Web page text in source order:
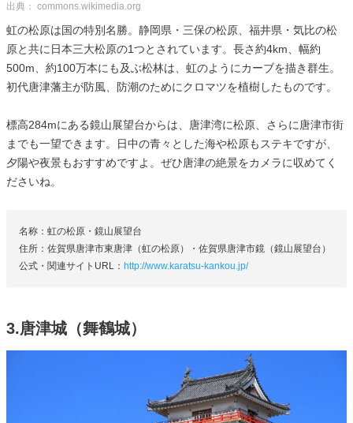
出典： commons.wikimedia.org
虹の松原は国の特別名勝。静岡県・三保の松原、福井県・気比の松
原と共に日本三大松原の1つとされています。長さ約4km、幅約
500m、約100万本にも及ぶ松林は、虹のようにカーブを描き群生。
初代唐津藩主が防風、防潮のためにクロマツを植樹したものです。
標高284mにある鏡山展望台からは、唐津湾に松原、さらに唐津市街
までも一望できます。日中の青々とした海や松原もステキですが、
夕陽や夜景もおすすめですよ。ぜひ唐津の絶景をカメラに収めてく
ださいね。
名称：虹の松原・鏡山展望台
住所：佐賀県唐津市東唐津（虹の松原）・佐賀県唐津市鏡（鏡山展望台）
公式・関連サイトURL： http://www.karatsu-kankou.jp/
3.唐津城（舞鶴城）